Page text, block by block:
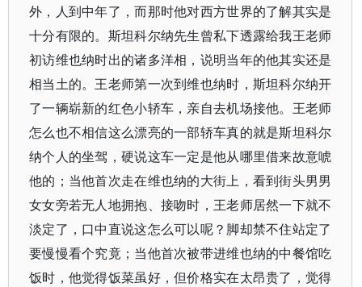
外，人到中年了，而那时他对西方世界的了解其实是
十分有限的。斯坦科尔纳先生曾私下透露给我王老师
初访维也纳时出的诸多洋相，说明当年的他其实还是
相当土的。王老师第一次到维也纳时，斯坦科尔纳开
了一辆崭新的红色小轿车，亲自去机场接他。王老师
怎么也不相信这么漂亮的一部轿车真的就是斯坦科尔
纳个人的坐驾，硬说这车一定是他从哪里借来故意唬
他的；当他首次走在维也纳的大街上，看到街头男男
女女旁若无人地拥抱、接吻时，王老师居然一下就不
淡定了，口中直说这怎么可以呢？脚却禁不住站定了
要慢慢看个究竟；当他首次被带进维也纳的中餐馆吃
饭时，他觉得饭菜虽好，但价格实在太昂贵了，觉得